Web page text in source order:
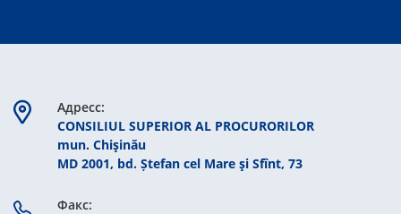
Aдресс:
CONSILIUL SUPERIOR AL PROCURORILOR
mun. Chişinău
MD 2001, bd. Ștefan cel Mare şi Sfînt, 73
Факс: